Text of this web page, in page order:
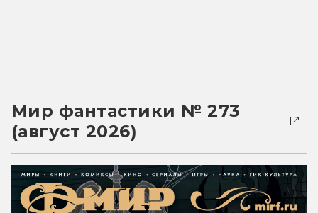
Мир фантастики № 273
(август 2026)